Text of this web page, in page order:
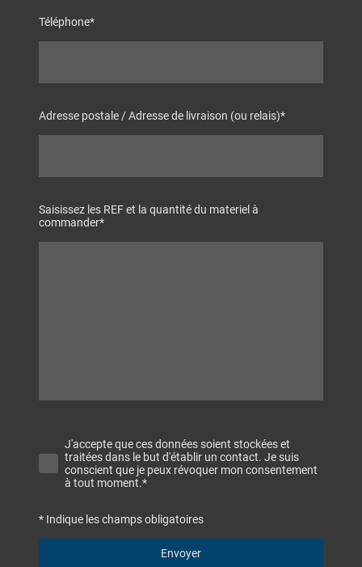
Téléphone*
Adresse postale / Adresse de livraison (ou relais)*
Saisissez les REF et la quantité du materiel à
commander*
J'accepte que ces données soient stockées et
traitées dans le but d'établir un contact. Je suis
conscient que je peux révoquer mon consentement
à tout moment.*
* Indique les champs obligatoires
Envoyer